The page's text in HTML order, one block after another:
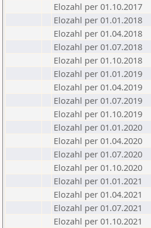
Elozahl per 01.10.2017
Elozahl per 01.01.2018
Elozahl per 01.04.2018
Elozahl per 01.07.2018
Elozahl per 01.10.2018
Elozahl per 01.01.2019
Elozahl per 01.04.2019
Elozahl per 01.07.2019
Elozahl per 01.10.2019
Elozahl per 01.01.2020
Elozahl per 01.04.2020
Elozahl per 01.07.2020
Elozahl per 01.10.2020
Elozahl per 01.01.2021
Elozahl per 01.04.2021
Elozahl per 01.07.2021
Elozahl per 01.10.2021